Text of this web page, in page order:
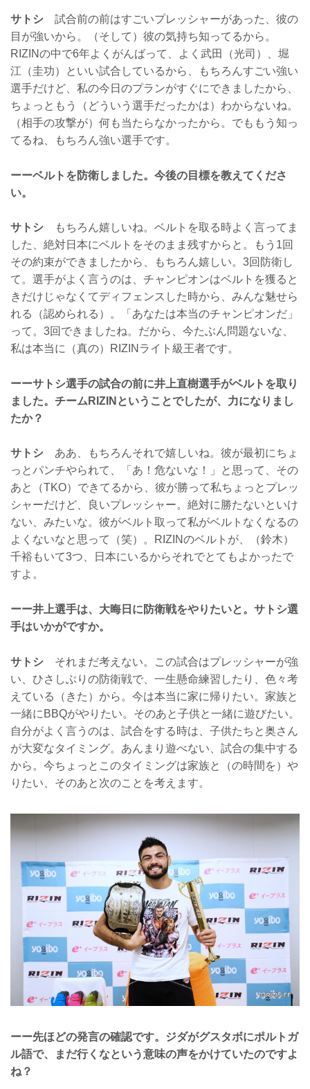
サトシ 試合前の前はすごいプレッシャーがあった、彼の
目が強いから。（そして）彼の気持ち知ってるから。
RIZINの中で6年よくがんばって、よく武田（光司）、堀
江（圭功）といい試合しているから、もちろんすごい強い
選手だけど、私の今日のプランがすぐにできましたから、
ちょっともう（どういう選手だったかは）わからないね。
（相手の攻撃が）何も当たらなかったから。でももう知っ
てるね、もちろん強い選手です。
ーーベルトを防衛しました。今後の目標を教えてくださ
い。
サトシ もちろん嬉しいね。ベルトを取る時よく言ってま
した、絶対日本にベルトをそのまま残すからと。もう1回
その約束ができましたから、もちろん嬉しい。3回防衛し
て。選手がよく言うのは、チャンピオンはベルトを獲ると
きだけじゃなくてディフェンスした時から、みんな魅せら
れる（認められる）。「あなたは本当のチャンピオンだ」
って。3回できましたね。だから、今たぶん問題ないな、
私は本当に（真の）RIZINライト級王者です。
ーーサトシ選手の試合の前に井上直樹選手がベルトを取り
ました。チームRIZINということでしたが、力になりまし
たか？
サトシ ああ、もちろんそれで嬉しいね。彼が最初にちょ
っとパンチやられて、「あ！危ないな！」と思って、その
あと（TKO）できてるから、彼が勝って私ちょっとプレッ
シャーだけど、良いプレッシャー。絶対に勝たないといけ
ない、みたいな。彼がベルト取って私がベルトなくなるの
よくないなと思って（笑）。RIZINのベルトが、（鈴木）
千裕もいて3つ、日本にいるからそれでとてもよかったで
すよ。
ーー井上選手は、大晦日に防衛戦をやりたいと。サトシ選
手はいかがですか。
サトシ それまだ考えない。この試合はプレッシャーが強
い、ひさしぶりの防衛戦で、一生懸命練習したり、色々考
えている（きた）から。今は本当に家に帰りたい。家族と
一緒にBBQがやりたい。そのあと子供と一緒に遊びたい。
自分がよく言うのは、試合をする時は、子供たちと奥さん
が大変なタイミング。あんまり遊べない、試合の集中する
から。今ちょっとこのタイミングは家族と（の時間を）や
りたい、そのあと次のことを考えます。
ーー先ほどの発言の確認です。ジダがグスタボにポルトガ
ル語で、まだ行くなという意味の声をかけていたのですよ
ね？